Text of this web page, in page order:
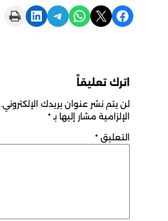
Share on Facebook
Share on X
Share on WhatsApp
Share on Telegram
Share on LinkedIn
Print this Page
اترك تعليقاً
لن يتم نشر عنوان بريدك الإلكتروني.
الإلزامية مشار إليها بـ*
التعليق *